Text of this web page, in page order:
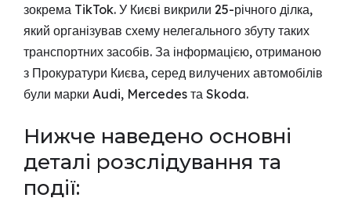
зокрема TikTok. У Києві викрили 25-річного ділка,
який організував схему нелегального збуту таких
транспортних засобів. За інформацією, отриманою
з Прокуратури Києва, серед вилучених автомобілів
були марки Audi, Mercedes та Skoda.
Нижче наведено основні
деталі розслідування та
події: